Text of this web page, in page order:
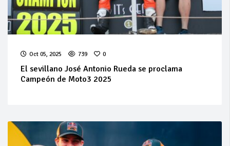
Oct 05, 2025 739 0
El sevillano José Antonio Rueda se proclama
Campeón de Moto3 2025